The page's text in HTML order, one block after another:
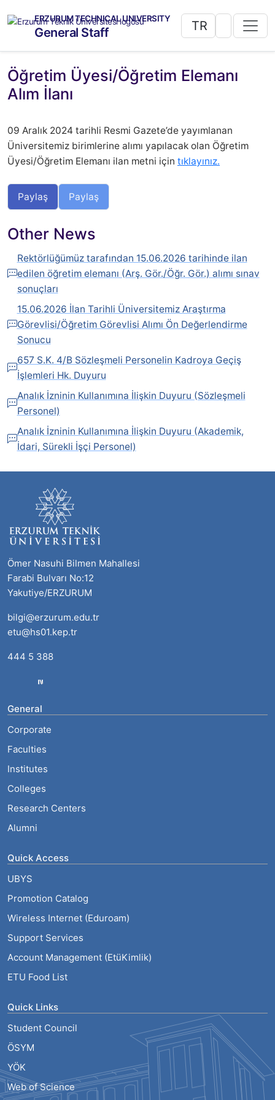
ERZURUM TECHNICAL UNIVERSITY
General Staff TR
Öğretim Üyesi/Öğretim Elemanı
Alım İlanı
09 Aralık 2024 tarihli Resmi Gazete’de yayımlanan
Üniversitemiz birimlerine alımı yapılacak olan Öğretim
Üyesi/Öğretim Elemanı ilan metni için tıklayınız.
Paylaş Paylaş
Other News
Rektörlüğümüz tarafından 15.06.2026 tarihinde ilan
edilen öğretim elemanı (Arş. Gör./Öğr. Gör.) alımı sınav
sonuçları
15.06.2026 İlan Tarihli Üniversitemiz Araştırma
Görevlisi/Öğretim Görevlisi Alımı Ön Değerlendirme
Sonucu
657 S.K. 4/B Sözleşmeli Personelin Kadroya Geçiş
İşlemleri Hk. Duyuru
Analık İzninin Kullanımına İlişkin Duyuru (Sözleşmeli
Personel)
Analık İzninin Kullanımına İlişkin Duyuru (Akademik,
İdari, Sürekli İşçi Personel)
Ömer Nasuhi Bilmen Mahallesi
Farabi Bulvarı No:12
Yakutiye/ERZURUM
bilgi@erzurum.edu.tr
etu@hs01.kep.tr
444 5 388
General
Corporate
Faculties
Institutes
Colleges
Research Centers
Alumni
Quick Access
UBYS
Promotion Catalog
Wireless Internet (Eduroam)
Support Services
Account Management (EtüKimlik)
ETU Food List
Quick Links
Student Council
ÖSYM
YÖK
Web of Science